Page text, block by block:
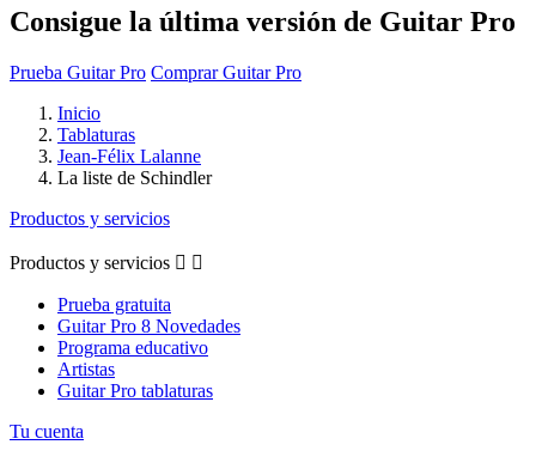
Consigue la última versión de Guitar Pro
Prueba Guitar Pro Comprar Guitar Pro
Inicio
Tablaturas
Jean-Félix Lalanne
La liste de Schindler
Productos y servicios
Productos y servicios  
Prueba gratuita
Guitar Pro 8 Novedades
Programa educativo
Artistas
Guitar Pro tablaturas
Tu cuenta